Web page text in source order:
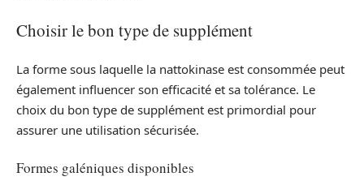
Choisir le bon type de supplément
La forme sous laquelle la nattokinase est consommée peut
également influencer son efficacité et sa tolérance. Le
choix du bon type de supplément est primordial pour
assurer une utilisation sécurisée.
Formes galéniques disponibles